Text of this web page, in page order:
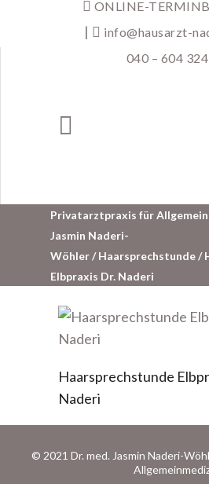
ONLINE-
| info@hausarzt-
040 – 604
Privatarztpraxis für
Jasmin Naderi-
Wöhler/Haarsprechstunde/
Elbpraxis Dr. Naderi
Haarsprechstunde
Naderi
© 2021 Dr. med. Jasmin Naderi-